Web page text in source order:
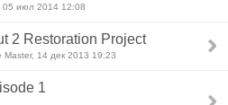
05 июл 2014 12:08
2 Restoration Project
Master, 14 дек 2013 19:23
1